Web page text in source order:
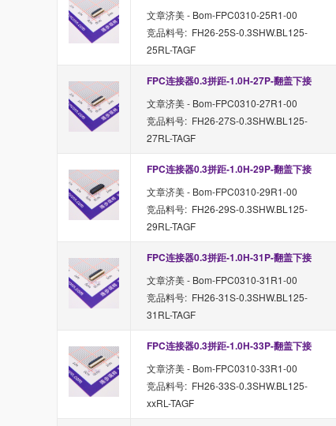
文章济美 - Bom-FPC0310-25R1-00
竞品料号: FH26-25S-0.3SHW.BL125-
25RL-TAGF
FPC连接器0.3拼距-1.0H-27P-翻盖下接
文章济美 - Bom-FPC0310-27R1-00
竞品料号: FH26-27S-0.3SHW.BL125-
27RL-TAGF
FPC连接器0.3拼距-1.0H-29P-翻盖下接
文章济美 - Bom-FPC0310-29R1-00
竞品料号: FH26-29S-0.3SHW.BL125-
29RL-TAGF
FPC连接器0.3拼距-1.0H-31P-翻盖下接
文章济美 - Bom-FPC0310-31R1-00
竞品料号: FH26-31S-0.3SHW.BL125-
31RL-TAGF
FPC连接器0.3拼距-1.0H-33P-翻盖下接
文章济美 - Bom-FPC0310-33R1-00
竞品料号: FH26-33S-0.3SHW.BL125-
xxRL-TAGF